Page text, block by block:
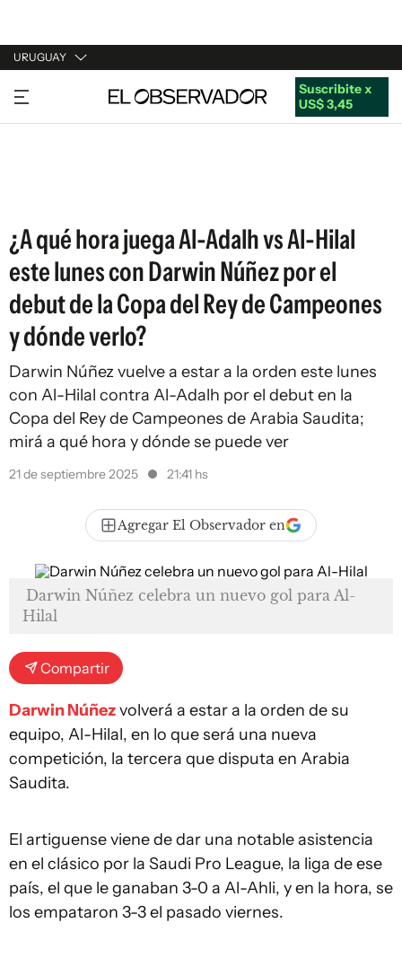
URUGUAY
URUGUAY
ARGENTINA
Suscribite x
US$ 3,45
¿A qué hora juega Al-Adalh vs Al-Hilal
este lunes con Darwin Núñez por el
debut de la Copa del Rey de Campeones
y dónde verlo?
Darwin Núñez vuelve a estar a la orden este lunes
con Al-Hilal contra Al-Adalh por el debut en la
Copa del Rey de Campeones de Arabia Saudita;
mirá a qué hora y dónde se puede ver
21 de septiembre 2025 21:41 hs
Agregar El Observador en
Darwin Núñez celebra un nuevo gol para Al-
Hilal
Compartir
Darwin Núñezvolverá a estar a la orden de su
equipo, Al-Hilal, en lo que será una nueva
competición, la tercera que disputa en Arabia
Saudita.
El artiguense viene de dar una notable asistencia
en el clásico por la Saudi Pro League, la liga de ese
país, el que le ganaban 3-0 a Al-Ahli, y en la hora, se
los empataron 3-3 el pasado viernes.